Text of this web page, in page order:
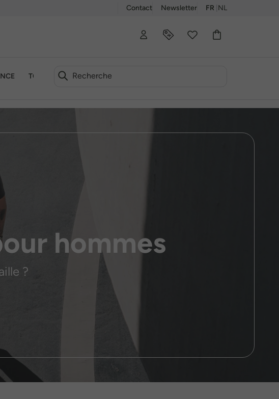
Contact Newsletter FR NL
TOP 100
hommes
?